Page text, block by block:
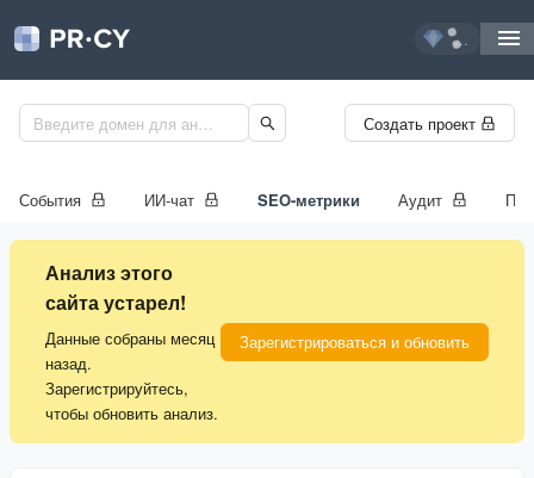
...
Создать проект
События ИИ-чат SEO-метрики Аудит
Анализ этого
сайта устарел!
Данные собраны месяц
назад.
Зарегистрируйтесь,
чтобы обновить анализ.
Зарегистрироваться и обновить